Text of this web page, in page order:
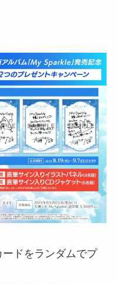
ードをランダムでプ